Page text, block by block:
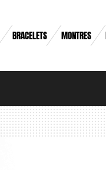
BRACELETS MONTRES